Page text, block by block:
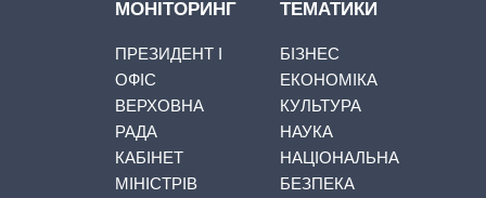
МОНІТОРИНГ
ПРЕЗИДЕНТ І
ОФІС
ВЕРХОВНА
РАДА
КАБІНЕТ
МІНІСТРІВ
ТЕМАТИКИ
БІЗНЕС
ЕКОНОМІКА
КУЛЬТУРА
НАУКА
НАЦІОНАЛЬНА
БЕЗПЕКА